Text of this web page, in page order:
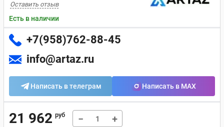
Оставить отзыв
Есть в наличии
+7(958)762-88-45
info@artaz.ru
Написать в телеграм Написать в MAX
21 962 руб − +